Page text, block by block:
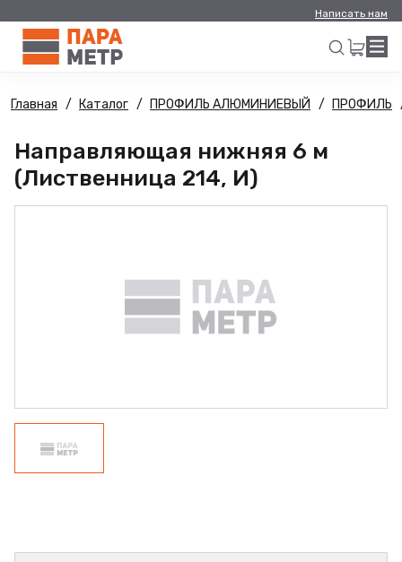
Написать нам
Искать
Главная Каталог ПРОФИЛЬ АЛЮМИНИЕВЫЙ ПРОФИЛЬ
Направляющая нижняя 6 м
(Лиственница 214, И)